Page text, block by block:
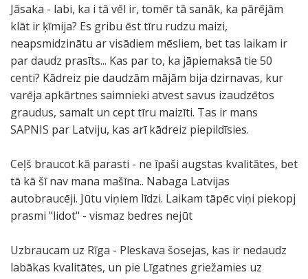
Jāsaka - labi, ka i tā vēl ir, tomēr tā sanāk, ka pārējām
klāt ir ķīmija? Es gribu ēst tīru rudzu maizi,
neapsmidzinātu ar visādiem mēsliem, bet tas laikam ir
par daudz prasīts... Kas par to, ka jāpiemaksā tie 50
centi? Kādreiz pie daudzām mājām bija dzirnavas, kur
varēja apkārtnes saimnieki atvest savus izaudzētos
graudus, samalt un cept tīru maizīti. Tas ir mans
SAPNIS par Latviju, kas arī kādreiz piepildīsies.
Ceļš braucot kā parasti - ne īpaši augstas kvalitātes, bet
tā kā šī nav mana mašīna.. Nabaga Latvijas
autobraucēji. Jūtu viņiem līdzi. Laikam tāpēc viņi piekopj
prasmi "lidot" - vismaz bedres nejūt
Uzbraucam uz Rīga - Pleskava šosejas, kas ir nedaudz
labākas kvalitātes, un pie Līgatnes griežamies uz